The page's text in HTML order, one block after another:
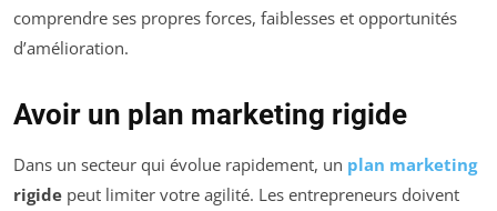
comprendre ses propres forces, faiblesses et opportunités
d’amélioration.
Avoir un plan marketing rigide
Dans un secteur qui évolue rapidement, un plan marketing
rigide peut limiter votre agilité. Les entrepreneurs doivent